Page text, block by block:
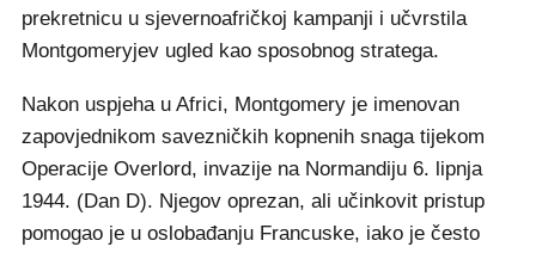
prekretnicu u sjevernoafričkoj kampanji i učvrstila
Montgomeryjev ugled kao sposobnog stratega.
Nakon uspjeha u Africi, Montgomery je imenovan
zapovjednikom savezničkih kopnenih snaga tijekom
Operacije Overlord, invazije na Normandiju 6. lipnja
1944. (Dan D). Njegov oprezan, ali učinkovit pristup
pomogao je u oslobađanju Francuske, iako je često